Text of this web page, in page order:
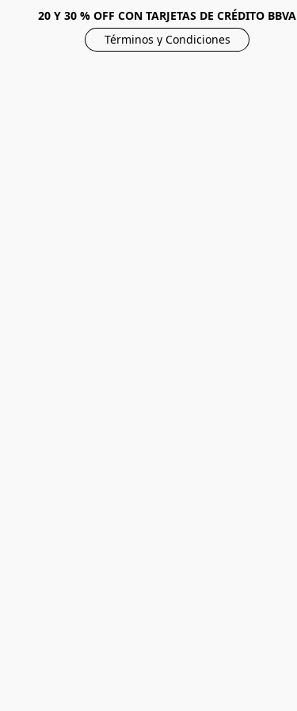
20 Y 30 % OFF CON TARJETAS DE CRÉDITO BBVA
Términos y Condiciones